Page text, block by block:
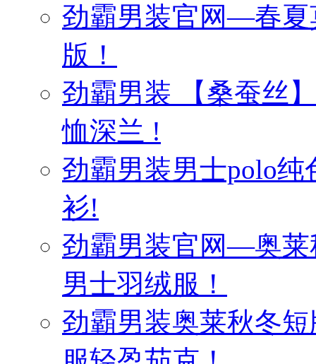
劲霸男装官网—春夏
版！
劲霸男装 【桑蚕丝
恤深兰 !
劲霸男装男士polo
衫!
劲霸男装官网—奥莱
男士羽绒服！
劲霸男装奥莱秋冬